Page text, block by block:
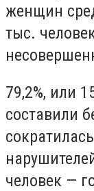
женщин
тыс.
79,2%, или
составили
человек —